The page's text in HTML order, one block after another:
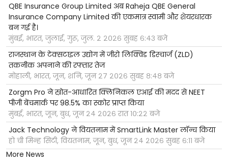
QBE Insurance Group Limited अब Raheja QBE General
Insurance Company Limited की एकमात्र स्वामी और शेयरधारक
बन गई है।
मुंबई, भारत, जुलाई, गुरू, जुल. २ २०२६ सुबह ६:४३ बजे
राजस्थान के टेक्सटाइल उद्योग में जीरो लिक्विड डिस्चार्ज (ZLD)
तकनीक अपनाने की रफ्तार तेज
मोहाली, भारत, जून, शनि, जून २७ २०२६ सुबह ८:४८ बजे
Zorgm Pro ने स्रोत-आधारित क्लिनिकल एआई की मदद से NEET
पीजी बेंचमार्क पर 98.5% का स्कोर प्राप्त किया
मुंबई, भारत, जून, बुध, जून २४ २०२६ रात १०:२२ बजे
Jack Technology ने वियतनाम में SmartLink Master लॉन्च किया
हो ची मिन्ह सिटी, वियतनाम, जून, बुध, जून २४ २०२६ सुबह ६:११ बजे
More News